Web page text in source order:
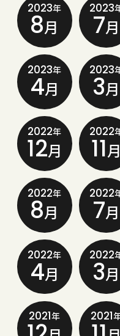
2023年
8月
2023
7月
2023年
4月
2023
3月
2022年
12月
2022
11月
2022年
8月
2022
7月
2022年
4月
2022
3月
2021年 2021